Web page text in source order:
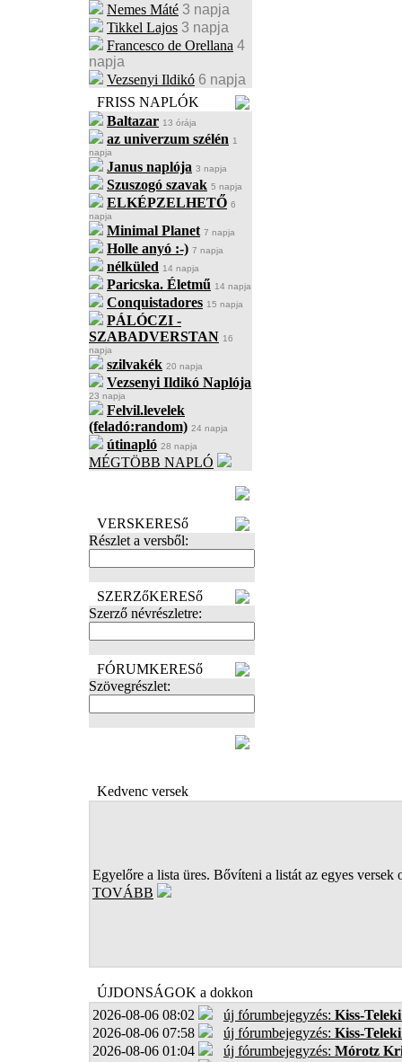
Nemes Máté 3 napja
Tikkel Lajos 3 napja
Francesco de Orellana 4
napja
Vezsenyi Ildikó 6 napja
FRISS NAPLÓK
Baltazar 13 órája
az univerzum szélén 1
napja
Janus naplója 3 napja
Szuszogó szavak 5 napja
ELKÉPZELHETŐ 6
napja
Minimal Planet 7 napja
Holle anyó :-) 7 napja
nélküled 14 napja
Paricska. Életmű 14 napja
Conquistadores 15 napja
PÁLÓCZI -
SZABADVERSTAN 16
napja
szilvakék 20 napja
Vezsenyi Ildikó Naplója
23 napja
Felvil.levelek
(feladó:random) 24 napja
útinapló 28 napja
MÉGTÖBB NAPLÓ
VERSKERESő
Részlet a versből:
SZERZőKERESő
Szerző névrészletre:
FÓRUMKERESő
Szövegrészlet:
Kedvenc versek
Egyelőre a lista üres. Bővíteni a listát az egyes versek
TOVÁBB
ÚJDONSÁGOK a dokkon
2026-08-06 08:02
új fórumbejegyzés: Kiss-
2026-08-06 07:58
új fórumbejegyzés: Kiss-
2026-08-06 01:04
új fórumbejegyzés: Mórotz